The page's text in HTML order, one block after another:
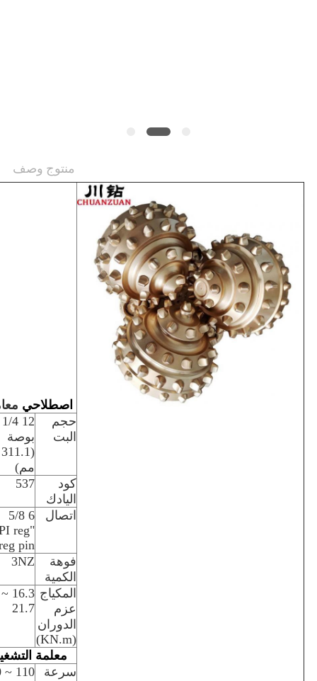
منتوج وصف
اصطلاحي
حجم
البت
12 1/4
بوصة
(311.1
مم)
كود
اليادك
537
اتصال
6 5/8
reg
pin
فوهة
الكمية
3NZ
المكياج
عزم
الدوران
(KN.m)
16.3 ~
21.7
معلمة
سرعة
110 ~ 40